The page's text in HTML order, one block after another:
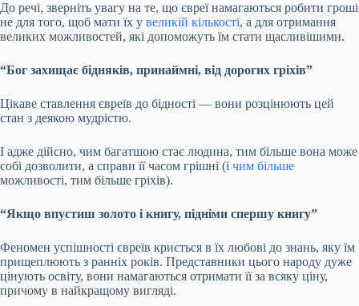
До речі, зверніть увагу на те, що євреї намагаються робити гроші
не для того, щоб мати їх у великій кількості, а для отримання
великих можливостей, які допоможуть їм стати щасливішими.
“Бог захищає бідняків, принаймні, від дорогих гріхів”
Цікаве ставлення євреїв до бідності — вони розцінюють цей
стан з деякою мудрістю.
І адже дійсно, чим багатшою стає людина, тим більше вона може
собі дозволити, а справи її часом грішні (і чим більше
можливості, тим більше гріхів).
“Якщо впустиш золото і книгу, підніми спершу книгу”
Феномен успішності євреїв криється в їх любові до знань, яку їм
прищеплюють з ранніх років. Представники цього народу дуже
цінують освіту, вони намагаються отримати її за всяку ціну,
причому в найкращому вигляді.